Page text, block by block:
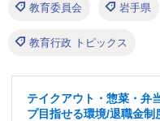
教育委員会 岩手県
教育行政 トピックス
テイクアウト・惣菜・弁
プ目指せる環境/退職金制